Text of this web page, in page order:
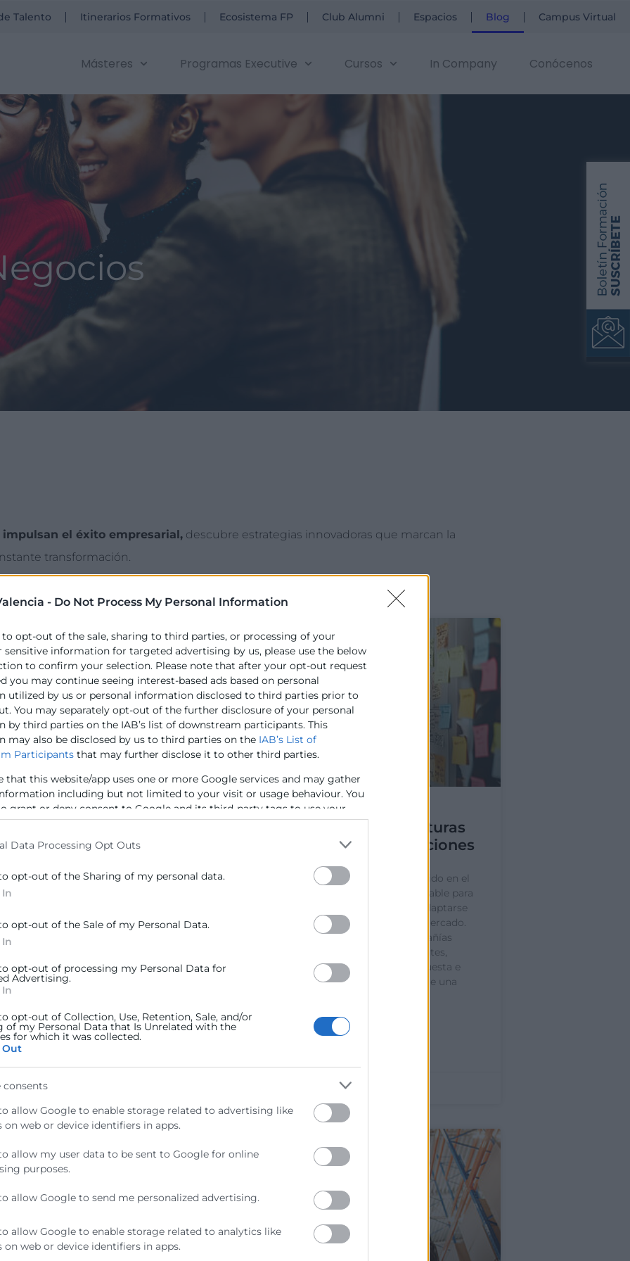
- Do Not Process My Personal Information
to opt-out of the sale, sharing to third parties, or processing of your
sensitive information for targeted advertising by us, please use the below
to confirm your selection. Please note that after your opt-out request
you may continue seeing interest-based ads based on personal
utilized by us or personal information disclosed to third parties prior to
You may separately opt-out of the further disclosure of your personal
by third parties on the IAB’s list of downstream participants. This
may also be disclosed by us to third parties on the IAB’s List of
Participants that may further disclose it to other third parties.
that this website/app uses one or more Google services and may gather
including but not limited to your visit or usage behaviour. You
grant or deny consent to Google and its third-party tags to use your
specified purposes in below Google consent section.
Data Processing Opt Outs
opt-out of the Sharing of my personal data.
opt-out of the Sale of my Personal Data.
opt-out of processing my Personal Data for
Advertising.
opt-out of Collection, Use, Retention, Sale, and/or
of my Personal Data that Is Unrelated with the
for which it was collected.
consents
allow Google to enable storage related to advertising like
on web or device identifiers in apps.
allow my user data to be sent to Google for online
purposes.
allow Google to send me personalized advertising.
allow Google to enable storage related to analytics like
on web or device identifiers in apps.
Talento Itinerarios Formativos Ecosistema FP Club Alumni Espacios Blog Campus Virtual
Másteres Programas Executive Cursos In Company Conócenos
el éxito empresarial, descubre estrategias innovadoras que marcan la
transformación.
aplicarlo en tu
marketing automation permite a los
y, sobre todo, ofrecer una
personalizada a cada cliente.
¿Cómo puede implementarse
tu empresa para obtener resultados
saber sobre esta metodología
MÁS »
noviembre de 2024
5 claves de las estructuras
Agile en las organizaciones
La estructura Agile se ha convertido en el
modelo organizacional indispensable para
aquellas empresas que buscan adaptarse
rápidamente a los cambios del mercado.
Gracias a este enfoque, las compañías
pueden ser más flexibles y eficientes,
mejorando su capacidad de respuesta e
innovación. Pero, ¿en qué consiste una
LEER MÁS »
28 de octubre de 2024